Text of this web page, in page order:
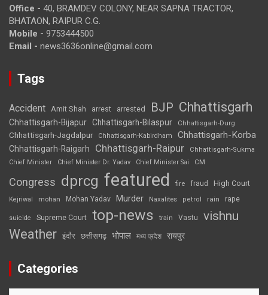
Office - 40, BRAMDEV COLONY, NEAR SAPNA TRACTOR,
BHATAON, RAIPUR C.G.
Mobile - 9753444500
Email - news3636online@gmail.com
Tags
Accident Amit Shah arrest arrested BJP Chhattisgarh
Chhattisgarh-Bijapur Chhattisgarh-Bilaspur Chhattisgarh-Durg
Chhattisgarh-Jagdalpur Chhattisgarh-Kabirdham Chhattisgarh-Korba
Chhattisgarh-Raigarh Chhattisgarh-Raipur
Chhattisgarh-Sukma
Chief Minister
Chief Minister Dr. Yadav Chief Minister Sai CM
Congress dprcg featured fire fraud High Court
Kejriwal mohan Mohan Yadav Murder Naxalites petrol rain rape
suicide Supreme Court top-news train Vastu vishnu
Weather इंदौर छत्तीसगढ़ भोपाल मध्य प्रदेश रायपुर
Categories